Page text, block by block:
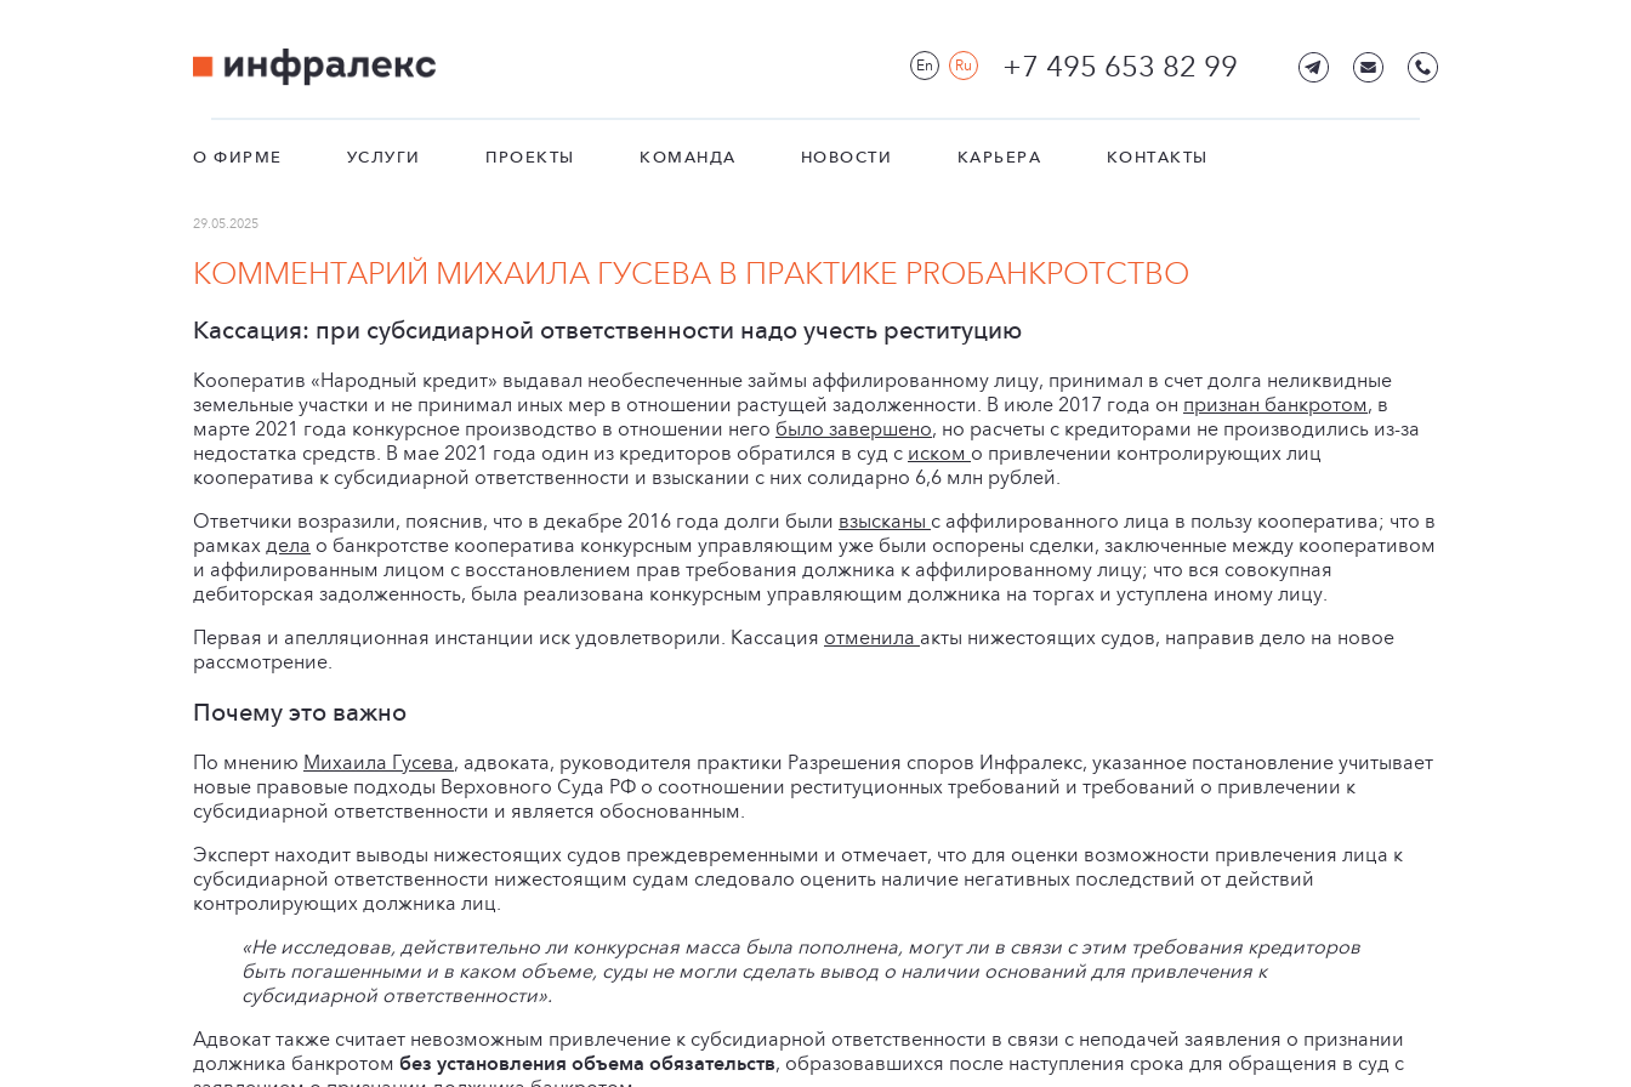
En Ru +7 495 653 82 99
О ФИРМЕ УСЛУГИ ПРОЕКТЫ КОМАНДА НОВОСТИ КАРЬЕРА КОНТАКТЫ
29.05.2025
КОММЕНТАРИЙ МИХАИЛА ГУСЕВА В ПРАКТИКЕ PROБАНКРОТСТВО
Кассация: при субсидиарной ответственности надо учесть реституцию
Кооператив «Народный кредит» выдавал необеспеченные займы аффилированному лицу, принимал в счет долга неликвидные
земельные участки и не принимал иных мер в отношении растущей задолженности. В июле 2017 года он признан банкротом, в
марте 2021 года конкурсное производство в отношении него было завершено, но расчеты с кредиторами не производились из-за
недостатка средств. В мае 2021 года один из кредиторов обратился в суд с иском о привлечении контролирующих лиц
кооператива к субсидиарной ответственности и взыскании с них солидарно 6,6 млн рублей.
Ответчики возразили, пояснив, что в декабре 2016 года долги были взысканы с аффилированного лица в пользу кооператива; что в
рамках дела о банкротстве кооператива конкурсным управляющим уже были оспорены сделки, заключенные между кооперативом
и аффилированным лицом с восстановлением прав требования должника к аффилированному лицу; что вся совокупная
дебиторская задолженность, была реализована конкурсным управляющим должника на торгах и уступлена иному лицу.
Первая и апелляционная инстанции иск удовлетворили. Кассация отменила акты нижестоящих судов, направив дело на новое
рассмотрение.
Почему это важно
По мнению Михаила Гусева, адвоката, руководителя практики Разрешения споров Инфралекс, указанное постановление учитывает
новые правовые подходы Верховного Суда РФ о соотношении реституционных требований и требований о привлечении к
субсидиарной ответственности и является обоснованным.
Эксперт находит выводы нижестоящих судов преждевременными и отмечает, что для оценки возможности привлечения лица к
субсидиарной ответственности нижестоящим судам следовало оценить наличие негативных последствий от действий
контролирующих должника лиц.
«Не исследовав, действительно ли конкурсная масса была пополнена, могут ли в связи с этим требования кредиторов
быть погашенными и в каком объеме, суды не могли сделать вывод о наличии оснований для привлечения к
субсидиарной ответственности».
Адвокат также считает невозможным привлечение к субсидиарной ответственности в связи с неподачей заявления о признании
должника банкротом без установления объема обязательств, образовавшихся после наступления срока для обращения в суд с